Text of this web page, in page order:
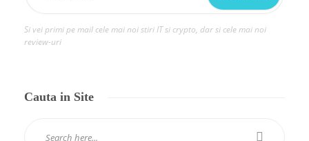
Si vei primi pe mail cele mai noi stiri IT si crypto, dar si cele mai noi
review-uri
Cauta in Site